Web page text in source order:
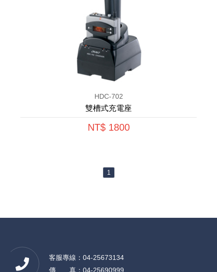
HDC-702
雙槽式充電座
NT$ 1800
1
客服專線：04-25673134
傳 真：04-25690999